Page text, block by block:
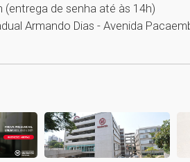
(entrega de senha até às 14h)
Armando Dias - Avenida 1